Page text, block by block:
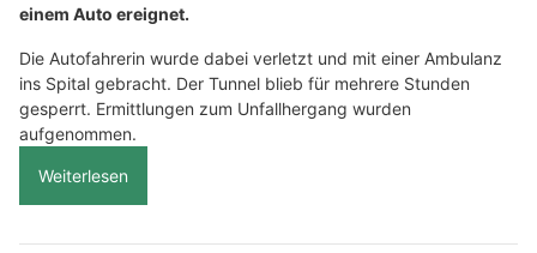
einem Auto ereignet.
Die Autofahrerin wurde dabei verletzt und mit einer Ambulanz
ins Spital gebracht. Der Tunnel blieb für mehrere Stunden
gesperrt. Ermittlungen zum Unfallhergang wurden
aufgenommen.
Weiterlesen